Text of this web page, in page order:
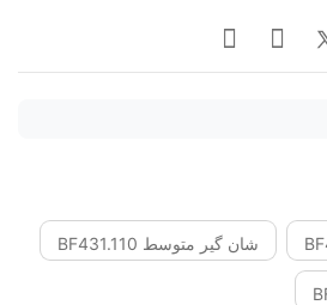
شان گیر متوسط BF431.110